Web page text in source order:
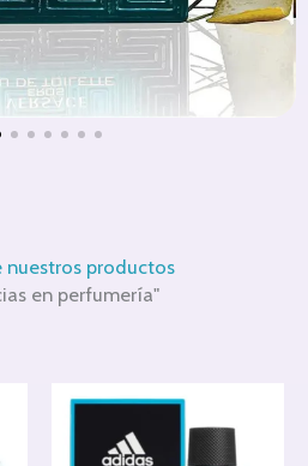
nuestros productos
en perfumería"